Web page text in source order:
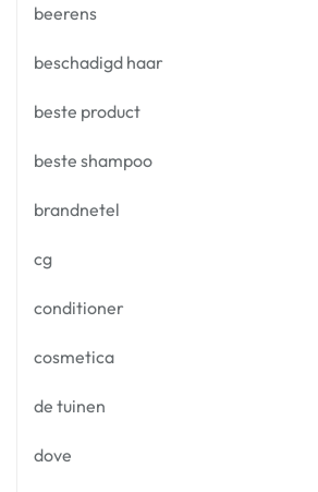
beerens
beschadigd haar
beste product
beste shampoo
brandnetel
cg
conditioner
cosmetica
de tuinen
dove